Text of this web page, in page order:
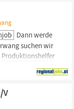
Dann werde
suchen wir
Produktionshelfer
24.0
in die
des
V